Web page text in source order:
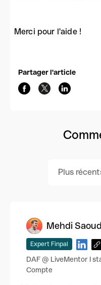
Merci pour l'aide !
Partager l'article
Plus
Mehdi Saoud
Expert Finpal
DAF @ LiveMentor I
Compte